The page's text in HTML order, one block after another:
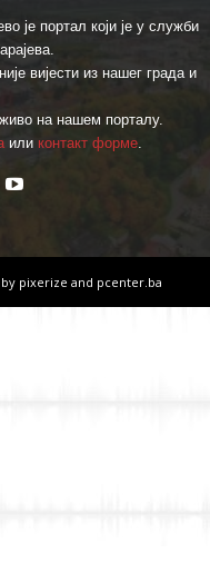
је портал који је у служби
вијести из нашег града и
на нашем порталу.
или контакт форме.
pixerize and pcenter.ba